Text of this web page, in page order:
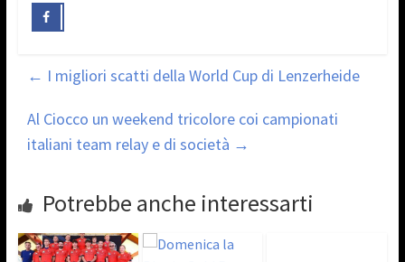
← I migliori scatti della World Cup di Lenzerheide
Al Ciocco un weekend tricolore coi campionati
italiani team relay e di società →
Potrebbe anche interessarti